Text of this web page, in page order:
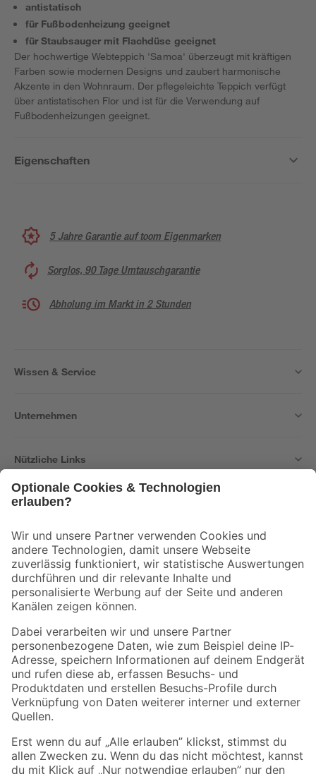
antistatisch
für Fußbodenheizung geeignet
für Staubsauger mit Flachdüse geeignet
Der hochwertige Webteppich 'Samoa' überzeugt mit kräftigen
Farben sowie modernen Designs und zaubert harmonische
Akzente in den Wohnraum. Der pflegeleichte Teppich verfügt
über antistatischen Flor und ist für die Verwendung auf
Fußbodenheizungen geeignet.
Eigenschaften
5 Jahre Garantie auf toom Eigenmarken
Sorglos, 90 Tage Umtauschgarantie
Abholung im Markt in 2 Stunden
Wissen & Service
Unternehmen
Nützliche Links
Der toom Newsletter: Keine Angebote und Aktionen mehr verpassen!
Zur Newsletter Anmeldung
Folge uns
Zahlungsarten Versandarten
Sicher einkaufen